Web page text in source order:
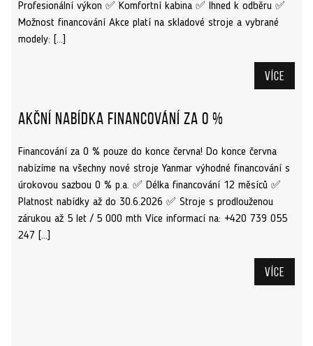
Profesionální výkon ✅ Komfortní kabina ✅ Ihned k odběru ✅
Možnost financování Akce platí na skladové stroje a vybrané
modely: […]
Více
Akční nabídka financování za 0 %
Financování za 0 % pouze do konce června! Do konce června
nabízíme na všechny nové stroje Yanmar výhodné financování s
úrokovou sazbou 0 % p.a. ✅ Délka financování 12 měsíců ✅
Platnost nabídky až do 30.6.2026 ✅ Stroje s prodlouženou
zárukou až 5 let / 5 000 mth Více informací na: +420 739 055
247 […]
Více